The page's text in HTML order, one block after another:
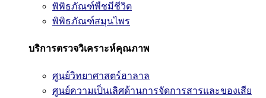
พิพิธภัณฑ์พืชมีชีวิต
พิพิธภัณฑ์สมุนไพร
บริการตรวจวิเคราะห์คุณภาพ
ศูนย์วิทยาศาสตร์ฮาลาล
ศูนย์ความเป็นเลิศด้านการจัดการสารและของเสีย